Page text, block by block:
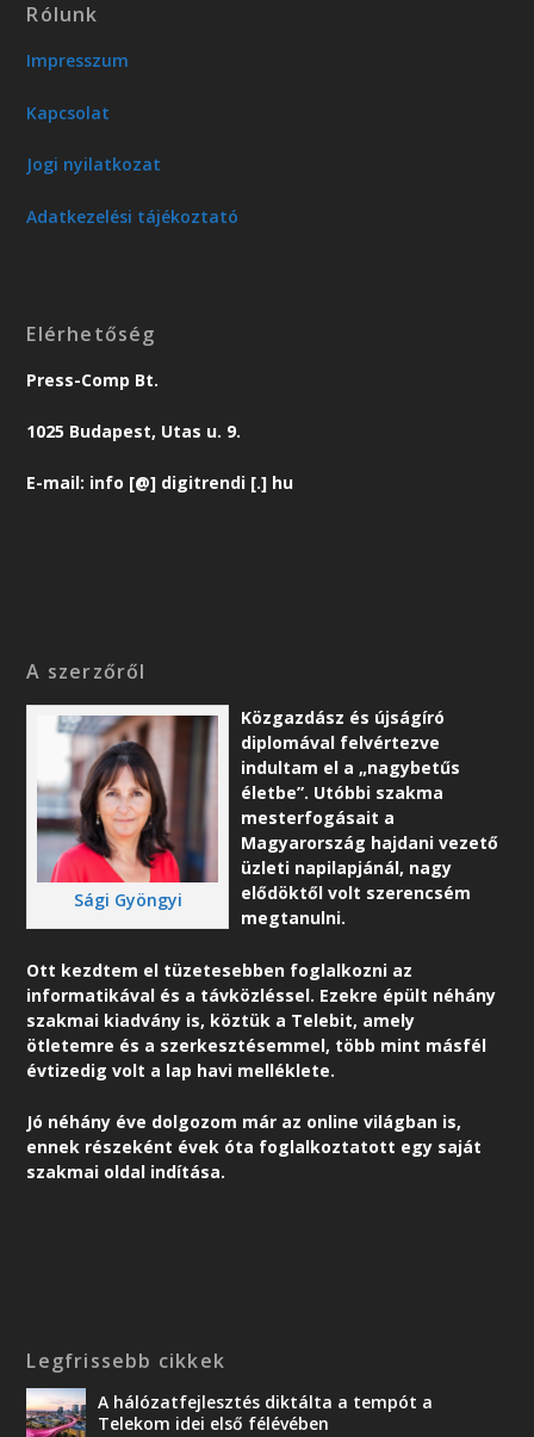
Rólunk
Impresszum
Kapcsolat
Jogi nyilatkozat
Adatkezelési tájékoztató
Elérhetőség
Press-Comp Bt.
1025 Budapest, Utas u. 9.
E-mail: info [@] digitrendi [.] hu
A szerzőről
Sági Gyöngyi
Közgazdász és újságíró
diplomával felvértezve
indultam el a „nagybetűs
életbe”. Utóbbi szakma
mesterfogásait a
Magyarország hajdani vezető
üzleti napilapjánál, nagy
elődöktől volt szerencsém
megtanulni.
Ott kezdtem el tüzetesebben foglalkozni az
informatikával és a távközléssel. Ezekre épült néhány
szakmai kiadvány is, köztük a Telebit, amely
ötletemre és a szerkesztésemmel, több mint másfél
évtizedig volt a lap havi melléklete.
Jó néhány éve dolgozom már az online világban is,
ennek részeként évek óta foglalkoztatott egy saját
szakmai oldal indítása.
Legfrissebb cikkek
A hálózatfejlesztés diktálta a tempót a
Telekom idei első félévében